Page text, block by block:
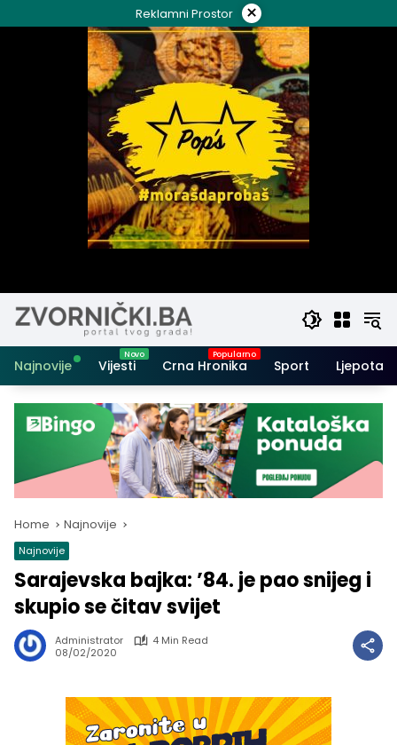
to
Reklamni Prostor ×
Najnovije Vijesti Crna Hronika Sport Ljepota i
Home Najnovije
Najnovije
Sarajevska bajka: ’84. je pao snijeg i
skupio se čitav svijet
Administrator
4 Min Read
08/02/2020